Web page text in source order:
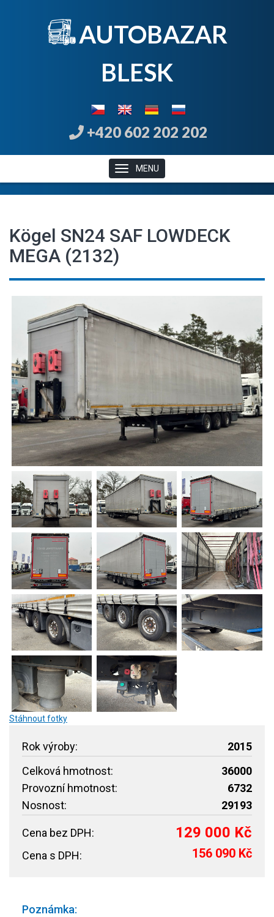
AUTOBAZAR
BLESK
+420 602 202 202
MENU
Kögel SN24 SAF LOWDECK
MEGA (2132)
Stáhnout fotky
Rok výroby:
2015
Celková hmotnost:
36000
Provozní hmotnost:
6732
Nosnost:
29193
Cena bez DPH: 129 000 Kč
Cena s DPH: 156 090 Kč
Poznámka: